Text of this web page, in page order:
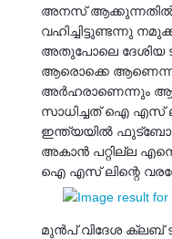
അനസ് ആക്കുന്നതിൽ
വഹിച്ചിട്ടുണ്ടന്നു
അതുപോലെ ദേശിയ
ആരൊക്കെ ആണെന്നും
അർഹരാണെന്നും
സാധിച്ചത് ഐ എസ്
ഇന്ത്യയിൽ ഫുട്‍ബോൾ
അകാൻ പറ്റില്ല
ഐ എസ് ലിന്റെ
മുൻപ് വിദേശ ക്ലബ്